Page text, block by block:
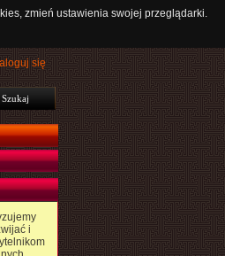
zmień ustawienia swojej przeglądarki.
się
i